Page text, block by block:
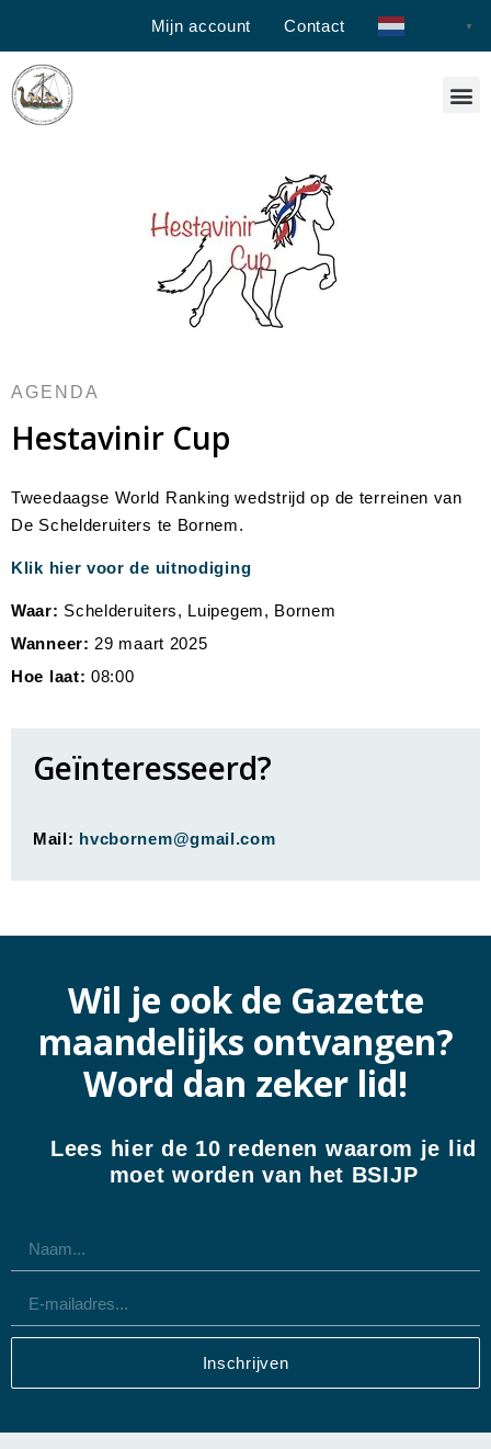
Mijn account Contact ▼
AGENDA
Hestavinir Cup
Tweedaagse World Ranking wedstrijd op de terreinen van
De Schelderuiters te Bornem.
Klik hier voor de uitnodiging
Waar: Schelderuiters, Luipegem, Bornem
Wanneer: 29 maart 2025
Hoe laat: 08:00
Geïnteresseerd?
Mail: hvcbornem@gmail.com
Wil je ook de Gazette
maandelijks ontvangen?
Word dan zeker lid!
Lees hier de 10 redenen waarom je lid
moet worden van het BSIJP
Inschrijven